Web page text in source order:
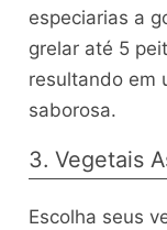
especiarias a
grelar até 5
resultando em
saborosa.
3. Vegetais
Escolha seus